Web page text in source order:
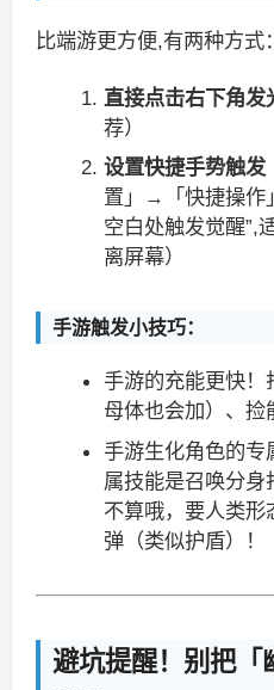
比端游更方便,有两种方式：
直接点击右下角发
荐）
设置快捷手势触发
置」→「快捷操作
空白处触发觉醒”,
离屏幕）
手游触发小技巧：
手游的充能更快！
母体也会加）、捡
手游生化角色的专
属技能是召唤分身
不算哦，要人类形
弹（类似护盾）！
避坑提醒！别把「